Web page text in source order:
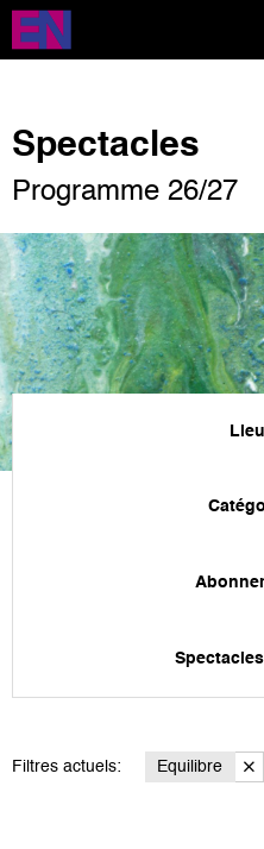
Aller
contenu
Spectacles
Programme 26/27
Filtres actuels: Equilibre